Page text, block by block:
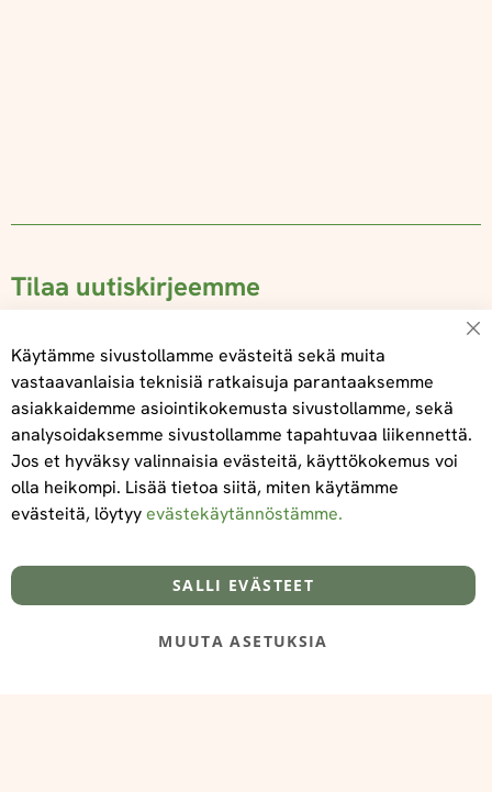
Tilaa uutiskirjeemme
Tilaa
Tietoa meistä
@‌2025 FooDeliDoo
Toimitus- ja maksuehdot
Käytämme sivustollamme evästeitä sekä muita
vastaavanlaisia teknisiä ratkaisuja parantaaksemme
asiakkaidemme asiointikokemusta sivustollamme, sekä
analysoidaksemme sivustollamme tapahtuvaa liikennettä.
Jos et hyväksy valinnaisia evästeitä, käyttökokemus voi
olla heikompi. Lisää tietoa siitä, miten käytämme
evästeitä, löytyyevästekäytännöstämme.
SALLI EVÄSTEET
MUUTA ASETUKSIA